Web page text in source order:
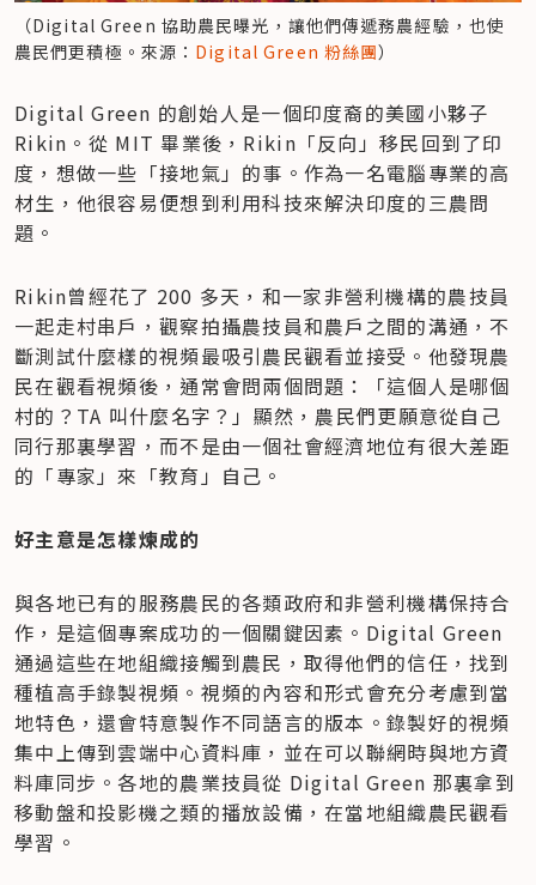
（Digital Green 協助農民曝光，讓他們傳遞務農經驗，也使
農民們更積極。來源： Digital Green 粉絲團）
Digital Green 的創始人是一個印度裔的美國小夥子
Rikin。從 MIT 畢業後，Rikin「反向」移民回到了印
度，想做一些「接地氣」的事。作為一名電腦專業的高
材生，他很容易便想到利用科技來解決印度的三農問
題。
Rikin曾經花了 200 多天，和一家非營利機構的農技員
一起走村串戶，觀察拍攝農技員和農戶之間的溝通，不
斷測試什麼樣的視頻最吸引農民觀看並接受。他發現農
民在觀看視頻後，通常會問兩個問題：「這個人是哪個
村的？TA 叫什麼名字？」顯然，農民們更願意從自己
同行那裏學習，而不是由一個社會經濟地位有很大差距
的「專家」來「教育」自己。
好主意是怎樣煉成的
與各地已有的服務農民的各類政府和非營利機構保持合
作，是這個專案成功的一個關鍵因素。Digital Green
通過這些在地組織接觸到農民，取得他們的信任，找到
種植高手錄製視頻。視頻的內容和形式會充分考慮到當
地特色，還會特意製作不同語言的版本。錄製好的視頻
集中上傳到雲端中心資料庫，並在可以聯網時與地方資
料庫同步。各地的農業技員從 Digital Green 那裏拿到
移動盤和投影機之類的播放設備，在當地組織農民觀看
學習。